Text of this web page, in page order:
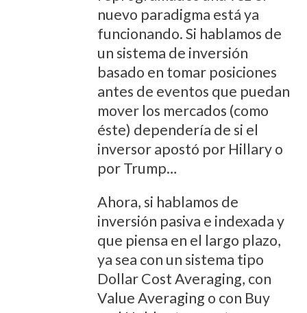
nuevo paradigma está ya
funcionando. Si hablamos de
un sistema de inversión
basado en tomar posiciones
antes de eventos que puedan
mover los mercados (como
éste) dependería de si el
inversor apostó por Hillary o
por Trump…
Ahora, si hablamos de
inversión pasiva e indexada y
que piensa en el largo plazo,
ya sea con un sistema tipo
Dollar Cost Averaging, con
Value Averaging o con Buy